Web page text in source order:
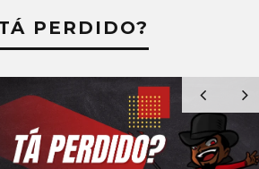
PERDIDO?